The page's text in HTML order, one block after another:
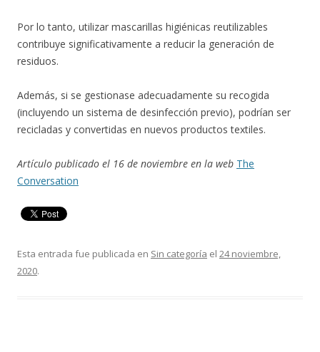
Por lo tanto, utilizar mascarillas higiénicas reutilizables
contribuye significativamente a reducir la generación de
residuos.
Además, si se gestionase adecuadamente su recogida
(incluyendo un sistema de desinfección previo), podrían ser
recicladas y convertidas en nuevos productos textiles.
Artículo publicado el 16 de noviembre en la web The
Conversation
Esta entrada fue publicada en Sin categoría el 24 noviembre,
2020.